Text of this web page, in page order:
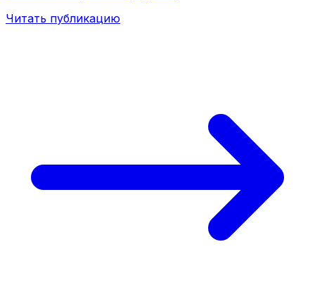
Читать публикацию